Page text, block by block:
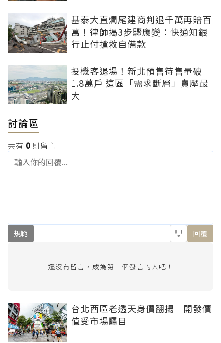
基泰大直爛尾建商判退千萬再賠百
萬！律師揭3步驟應變：快通知銀
行止付搶救自備款
投機客退場！新北預售待售量破
1.8萬戶 這區「需求斷層」賣壓最
大
討論區
共有 0 則留言
規範 回覆
還沒有留言，成為第一個發言的人吧！
台北西區老透天身價翻揚 開發價
值受市場矚目